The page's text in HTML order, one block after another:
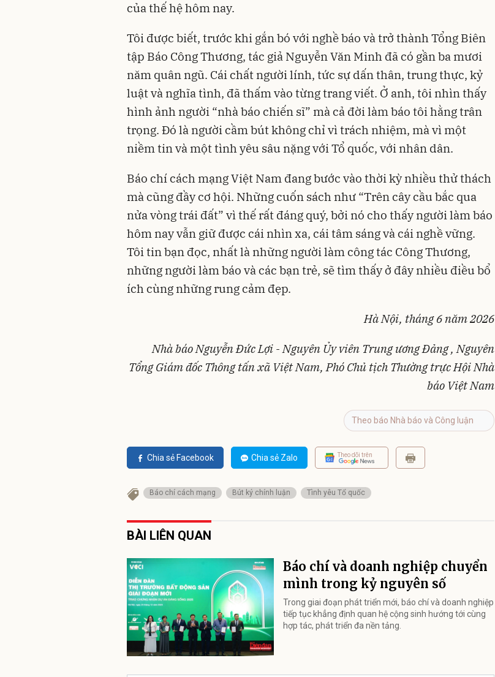
của thế hệ hôm nay.
Tôi được biết, trước khi gắn bó với nghề báo và trở thành Tổng Biên
tập Báo Công Thương, tác giả Nguyễn Văn Minh đã có gần ba mươi
năm quân ngũ. Cái chất người lính, tức sự dấn thân, trung thực, kỷ
luật và nghĩa tình, đã thấm vào từng trang viết. Ở anh, tôi nhìn thấy
hình ảnh người “nhà báo chiến sĩ” mà cả đời làm báo tôi hằng trân
trọng. Đó là người cầm bút không chỉ vì trách nhiệm, mà vì một
niềm tin và một tình yêu sâu nặng với Tổ quốc, với nhân dân.
Báo chí cách mạng Việt Nam đang bước vào thời kỳ nhiều thử thách
mà cũng đầy cơ hội. Những cuốn sách như “Trên cây cầu bắc qua
nửa vòng trái đất” vì thế rất đáng quý, bởi nó cho thấy người làm báo
hôm nay vẫn giữ được cái nhìn xa, cái tâm sáng và cái nghề vững.
Tôi tin bạn đọc, nhất là những người làm công tác Công Thương,
những người làm báo và các bạn trẻ, sẽ tìm thấy ở đây nhiều điều bổ
ích cùng những rung cảm đẹp.
Hà Nội, tháng 6 năm 2026
Nhà báo Nguyễn Đức Lợi - Nguyên Ủy viên Trung ương Đảng , Nguyên
Tổng Giám đốc Thông tấn xã Việt Nam, Phó Chủ tịch Thường trực Hội Nhà
báo Việt Nam
Theo báo Nhà báo và Công luận
Chia sẻ Facebook Chia sẻ Zalo Theo dõi trên
Báo chí cách mạng Bút ký chính luận Tình yêu Tổ quốc
BÀI LIÊN QUAN
Báo chí và doanh nghiệp chuyển
mình trong kỷ nguyên số
Trong giai đoạn phát triển mới,‭ báo chí và doanh nghiệp
tiếp tục khẳng định quan hệ cộng ‬sinh hướng tới cùng
hợp tác, phát triển đa nền tảng.